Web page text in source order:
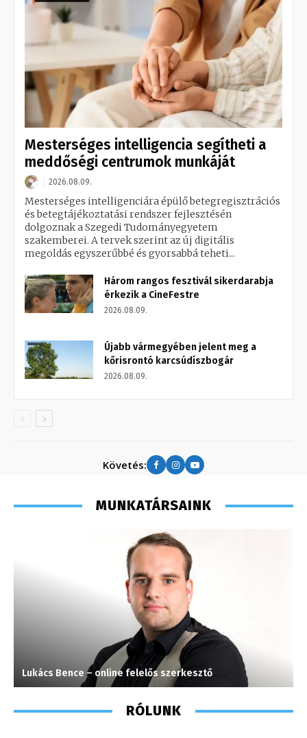
Mesterséges intelligencia segítheti a
meddőségi centrumok munkáját
2026.08.09.
Mesterséges intelligenciára épülő betegregisztrációs
és betegtájékoztatási rendszer fejlesztésén
dolgoznak a Szegedi Tudományegyetem
szakemberei. A tervek szerint az új digitális
megoldás egyszerűbbé és gyorsabbá teheti...
Három rangos fesztivál sikerdarabja
érkezik a CineFestre
2026.08.09.
Újabb vármegyében jelent meg a
kőrisrontó karcsúdíszbogár
2026.08.09.
Követés:
MUNKATÁRSAINK
Lukács Bence – online felelős szerkesztő
RÓLUNK